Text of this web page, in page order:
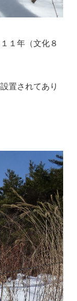
１年（文化８
置されてあり